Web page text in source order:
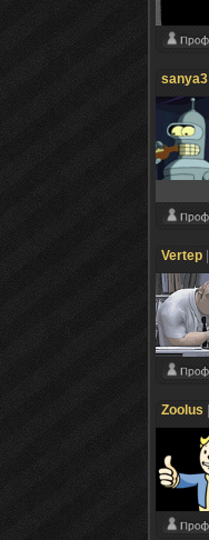
sanya3
Vertep
Zoolus